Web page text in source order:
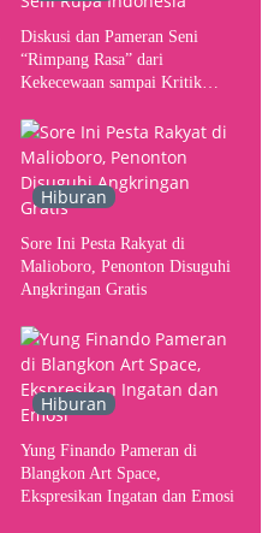
Diskusi dan Pameran Seni
“Rimpang Rasa” dari
Kekecewaan sampai Kritik
Pusat Pergerakan Seni Rupa
Indonesia
Hiburan
Sore Ini Pesta Rakyat di
Malioboro, Penonton Disuguhi
Angkringan Gratis
Hiburan
Yung Finando Pameran di
Blangkon Art Space,
Ekspresikan Ingatan dan Emosi